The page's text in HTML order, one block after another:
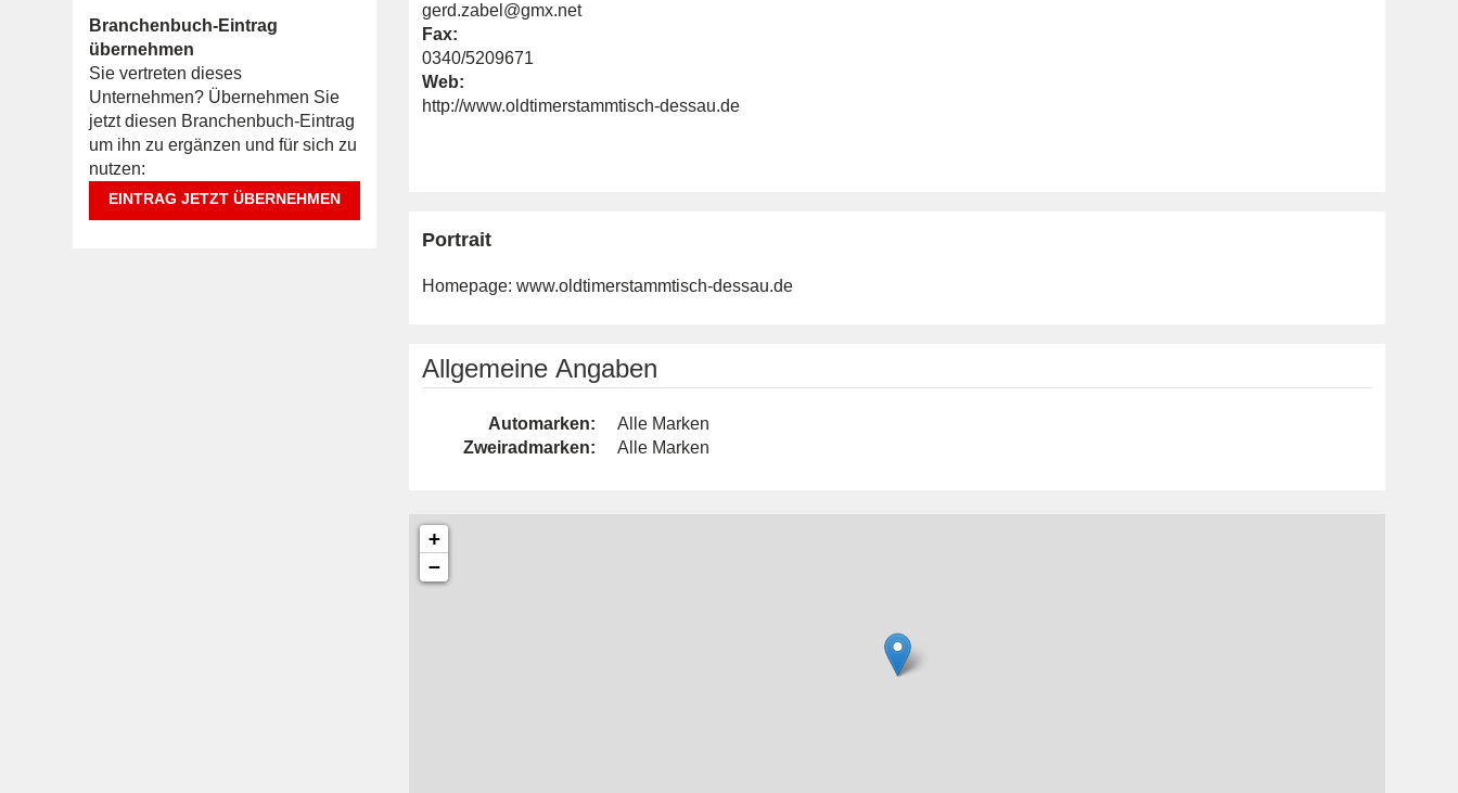
gerd.zabel@gmx.net
Fax:
0340/5209671
Web:
http://www.oldtimerstammtisch-dessau.de
Portrait
Homepage: www.oldtimerstammtisch-dessau.de
Allgemeine Angaben
Automarken:
Alle Marken
Zweiradmarken:
Alle Marken
+
−
Branchenbuch-Eintrag
übernehmen
Sie vertreten dieses
Unternehmen? Übernehmen Sie
jetzt diesen Branchenbuch-Eintrag
um ihn zu ergänzen und für sich zu
nutzen:
EINTRAG JETZT ÜBERNEHMEN